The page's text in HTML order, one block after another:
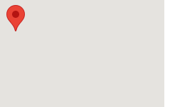
ว (ขนาด 6 ม. x 3.5 ม.) และ